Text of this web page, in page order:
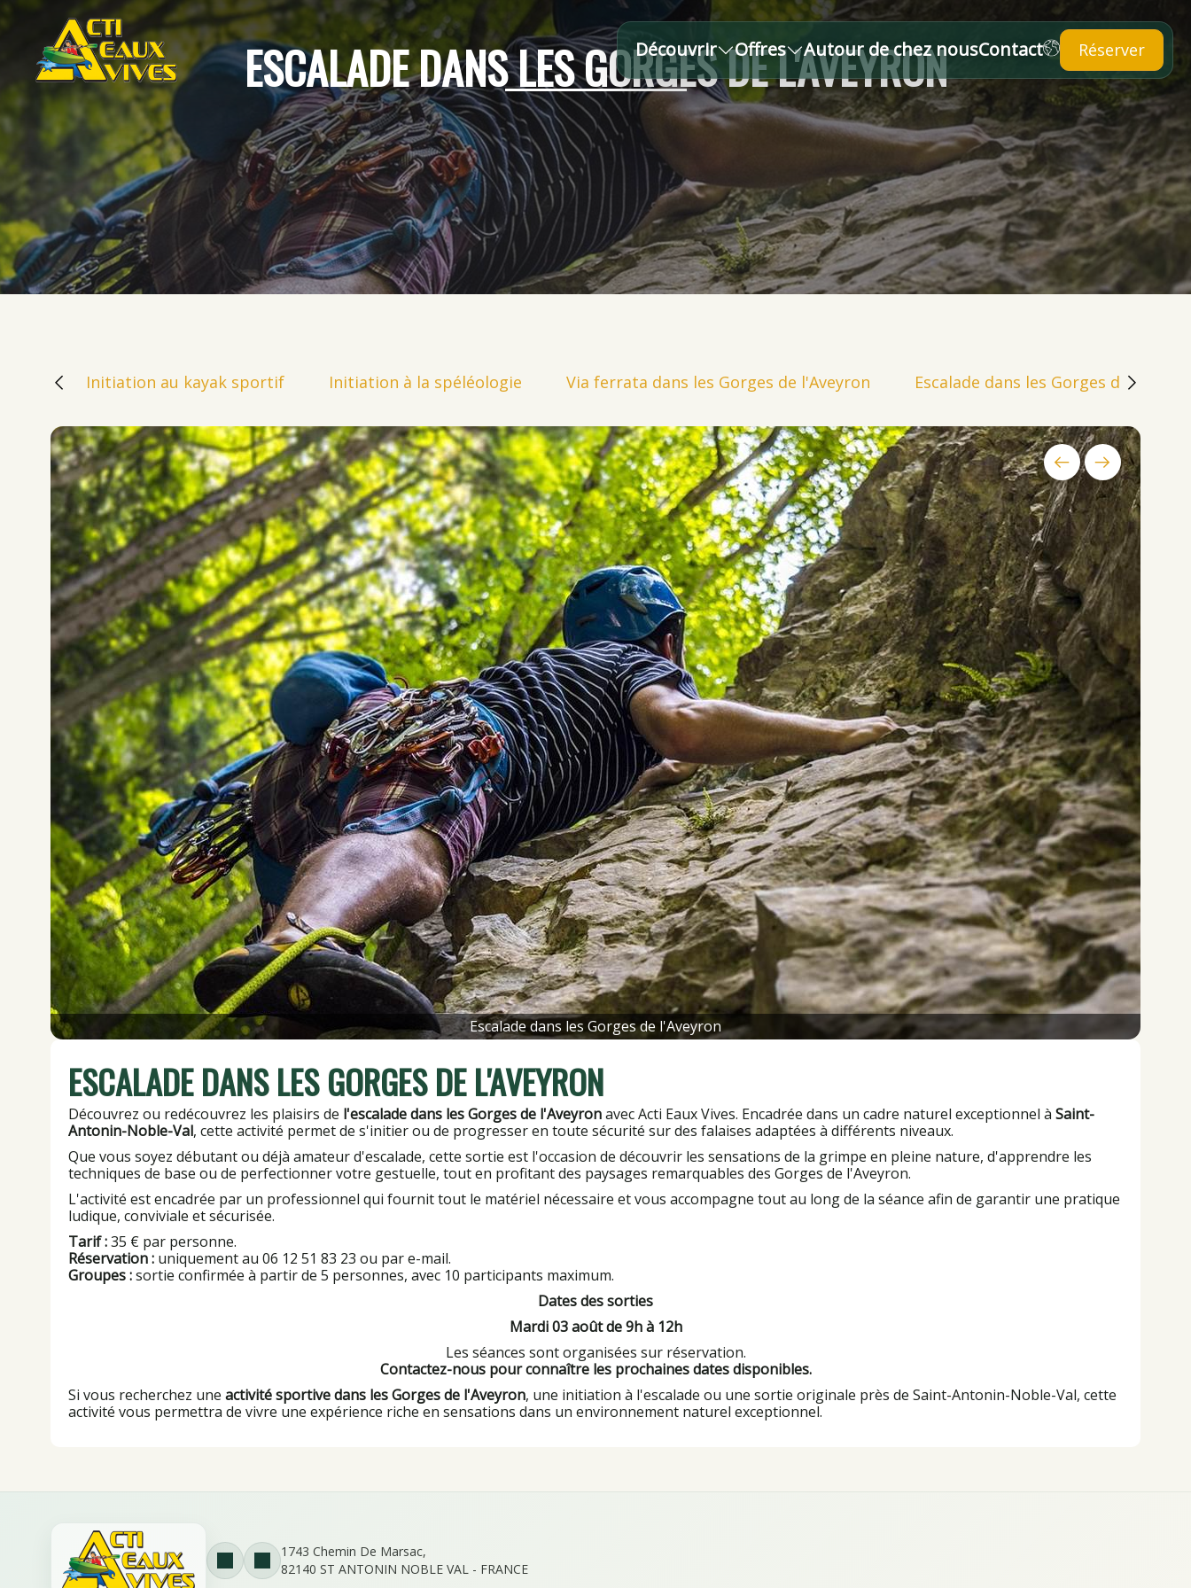
Découvrir Offres Autour de chez nousContact Réserver
ESCALADE DANS LES GORGES DE L'AVEYRON
Initiation au kayak sportif Initiation à la spéléologie Via ferrata dans les Gorges de l'Aveyron Escalade dans les Gorges de
Escalade dans les Gorges de l'Aveyron
ESCALADE DANS LES GORGES DE L'AVEYRON
Découvrez ou redécouvrez les plaisirs de l'escalade dans les Gorges de l'Aveyronavec Acti Eaux Vives. Encadrée dans un cadre naturel exceptionnel à Saint-
Antonin-Noble-Val, cette activité permet de s'initier ou de progresser en toute sécurité sur des falaises adaptées à différents niveaux.
Que vous soyez débutant ou déjà amateur d'escalade, cette sortie est l'occasion de découvrir les sensations de la grimpe en pleine nature, d'apprendre les
techniques de base ou de perfectionner votre gestuelle, tout en profitant des paysages remarquables des Gorges de l'Aveyron.
L'activité est encadrée par un professionnel qui fournit tout le matériel nécessaire et vous accompagne tout au long de la séance afin de garantir une pratique
ludique, conviviale et sécurisée.
Tarif :35 € par personne.
Réservation : uniquement au 06 12 51 83 23 ou par e-mail.
Groupes :sortie confirmée à partir de 5 personnes, avec 10 participants maximum.
Dates des sorties
Mardi 03 août de 9h à 12h
Les séances sont organisées sur réservation.
Contactez-nous pour connaître les prochaines dates disponibles.
Si vous recherchez une activité sportive dans les Gorges de l'Aveyron, une initiation à l'escalade ou une sortie originale près de Saint-Antonin-Noble-Val, cette
activité vous permettra de vivre une expérience riche en sensations dans un environnement naturel exceptionnel.
1743 Chemin De Marsac,
82140 ST ANTONIN NOBLE VAL - FRANCE